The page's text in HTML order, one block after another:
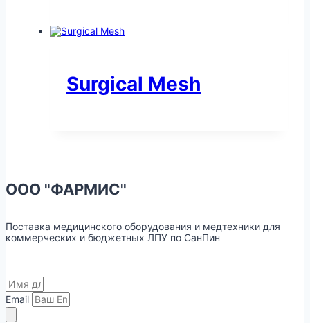
Surgical Mesh
ООО "ФАРМИС"
Поставка медицинского оборудования и медтехники для
коммерческих и бюджетных ЛПУ по СанПин
Email